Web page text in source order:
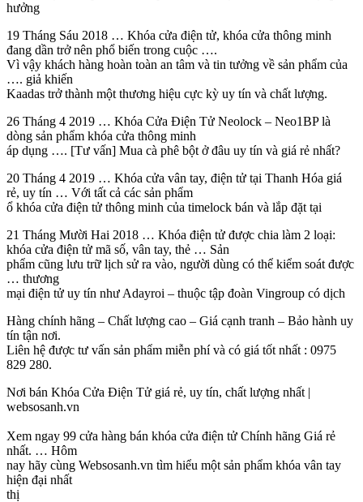
hưởng
19 Tháng Sáu 2018 … Khóa cửa điện tử, khóa cửa thông minh
đang dần trở nên phổ biến trong cuộc ….
Vì vậy khách hàng hoàn toàn an tâm và tin tưởng về sản phẩm của
…. giả khiến
Kaadas trở thành một thương hiệu cực kỳ uy tín và chất lượng.
26 Tháng 4 2019 … Khóa Cửa Điện Tử Neolock – Neo1BP là
dòng sản phẩm khóa cửa thông minh
áp dụng …. [Tư vấn] Mua cà phê bột ở đâu uy tín và giá rẻ nhất?
20 Tháng 4 2019 … Khóa cửa vân tay, điện tử tại Thanh Hóa giá
rẻ, uy tín … Với tất cả các sản phẩm
ổ khóa cửa điện tử thông minh của timelock bán và lắp đặt tại
21 Tháng Mười Hai 2018 … Khóa điện tử được chia làm 2 loại:
khóa cửa điện tử mã số, vân tay, thẻ … Sản
phẩm cũng lưu trữ lịch sử ra vào, người dùng có thể kiểm soát được
… thương
mại điện tử uy tín như Adayroi – thuộc tập đoàn Vingroup có dịch
Hàng chính hãng – Chất lượng cao – Giá cạnh tranh – Bảo hành uy
tín tận nơi.
Liên hệ được tư vấn sản phẩm miễn phí và có giá tốt nhất : 0975
829 280.
Nơi bán Khóa Cửa Điện Tử giá rẻ, uy tín, chất lượng nhất |
websosanh.vn
Xem ngay 99 cửa hàng bán khóa cửa điện tử Chính hãng Giá rẻ
nhất. … Hôm
nay hãy cùng Websosanh.vn tìm hiểu một sản phẩm khóa vân tay
hiện đại nhất
thị